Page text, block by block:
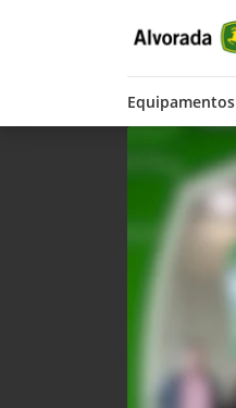
Equipamentos